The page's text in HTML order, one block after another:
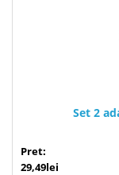
Set 2
Pret:
29,49lei